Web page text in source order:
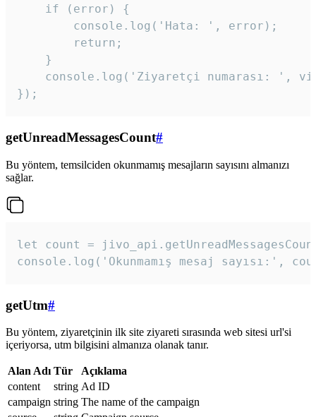
    if (error) {
        console.log('Hata: ', error);
        return;
    }
console.log('Ziyaretçi numarası: ',
});
getUnreadMessagesCount#
Bu yöntem, temsilciden okunmamış mesajların sayısını almanızı
sağlar.
let count =
console.log('Okunmamış mesaj sayısı:',
getUtm#
Bu yöntem, ziyaretçinin ilk site ziyareti sırasında web sitesi url'si
içeriyorsa, utm bilgisini almanıza olanak tanır.
Alan Adı Tür
Açıklama
content
string Ad ID
campaign string The name of the campaign